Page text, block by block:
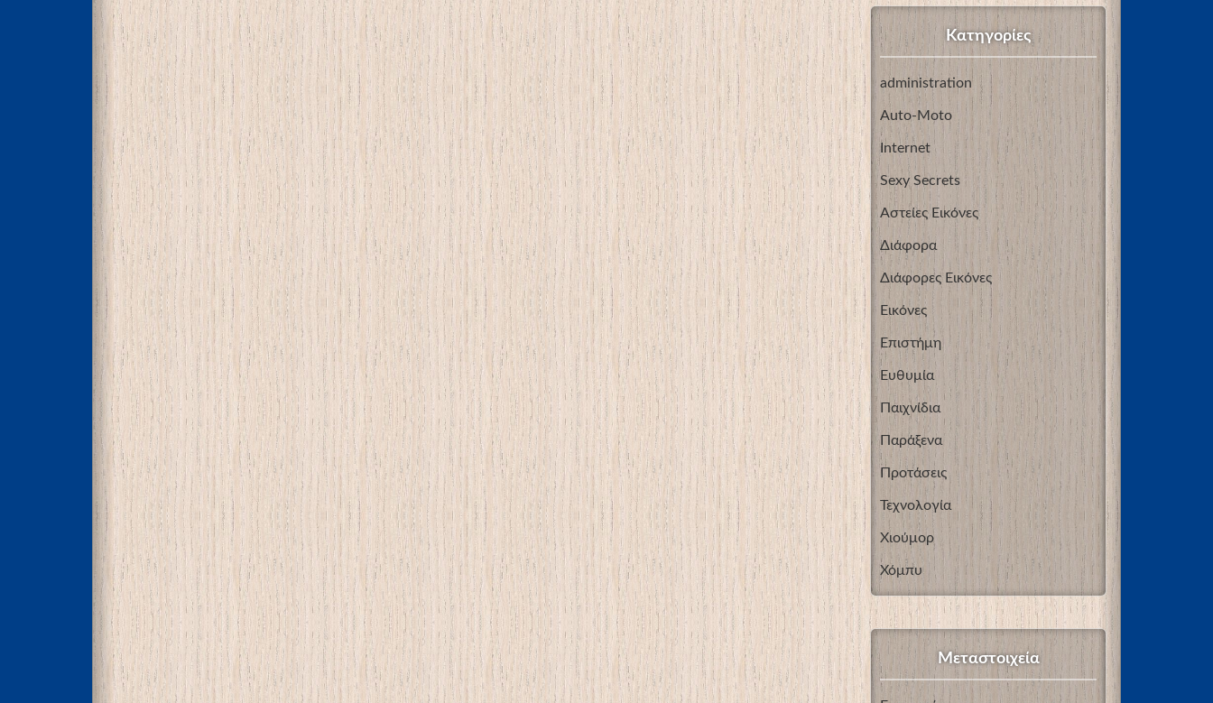
Kατηγορίες
administration
Auto-Moto
Internet
Sexy Secrets
Αστείες Εικόνες
Διάφορα
Διάφορες Εικόνες
Εικόνες
Επιστήμη
Ευθυμία
Παιχνίδια
Παράξενα
Προτάσεις
Τεχνολογία
Χιούμορ
Χόμπυ
Μεταστοιχεία